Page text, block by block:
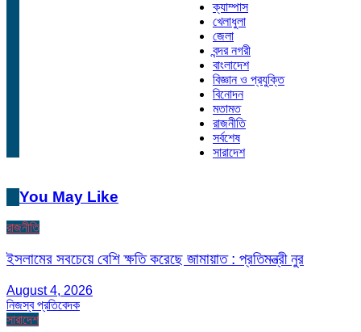
ক্যাম্পাস
খেলাধুলা
জেলা
বন্দর নগরী
বাংলাদেশ
বিজ্ঞান ও প্রযুক্তি
বিনোদন
মতামত
রাজনীতি
সর্বশেষ
সারাদেশ
You May Like
রাজনীতি
ইসলামের সবচেয়ে বেশি ক্ষতি করেছে জামায়াত : প্রতিমন্ত্রী নুর
August 4, 2026
নিজস্ব প্রতিবেদক
সারাদেশ